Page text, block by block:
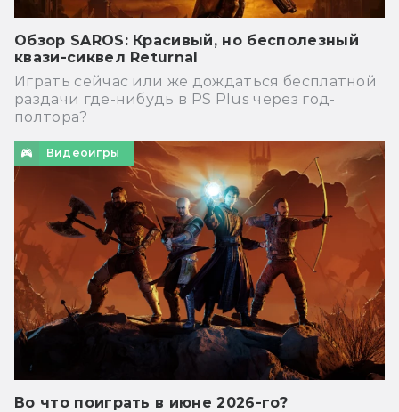
Обзор SAROS: Красивый, но бесполезный
квази-сиквел Returnal
Играть сейчас или же дождаться бесплатной
раздачи где-нибудь в PS Plus через год-
полтора?
Видеоигры
Во что поиграть в июне 2026-го?